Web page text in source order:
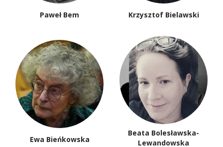
Paweł Bem Krzysztof Bielawski
Ewa Bieńkowska
Beata Bolesławska-
Lewandowska